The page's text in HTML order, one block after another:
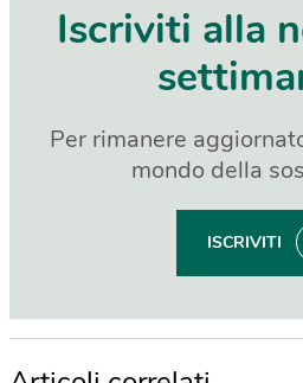
Iscriviti alla
Per rimanere
mondo della
ISCRIVITI